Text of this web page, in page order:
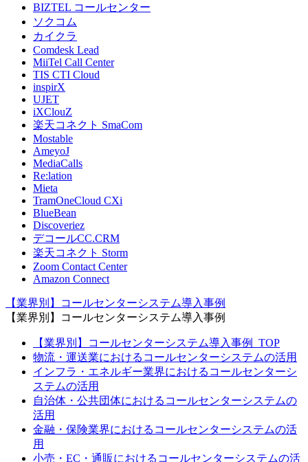
BIZTEL コールセンター
ソクコム
カイクラ
Comdesk Lead
MiiTel Call Center
TIS CTI Cloud
inspirX
UJET
iXClouZ
楽天コネクト SmaCom
Mostable
AmeyoJ
MediaCalls
Re:lation
Mieta
TramOneCloud CXi
BlueBean
Discoveriez
デコールCC.CRM
楽天コネクト Storm
Zoom Contact Center
Amazon Connect
【業界別】コールセンターシステム導入事例
【業界別】コールセンターシステム導入事例
【業界別】コールセンターシステム導入事例_TOP
物流・運送業におけるコールセンターシステムの活用
インフラ・エネルギー業界におけるコールセンターシ
ステムの活用
自治体・公共団体におけるコールセンターシステムの
活用
金融・保険業界におけるコールセンターシステムの活
用
小売・EC・通販におけるコールセンターシステムの活